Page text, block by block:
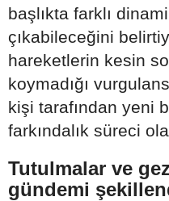
başlıkta farklı
çıkabileceğini
hareketlerin kesin
koymadığı
kişi tarafından yeni
farkındalık süreci
Tutulmalar ve
gündemi